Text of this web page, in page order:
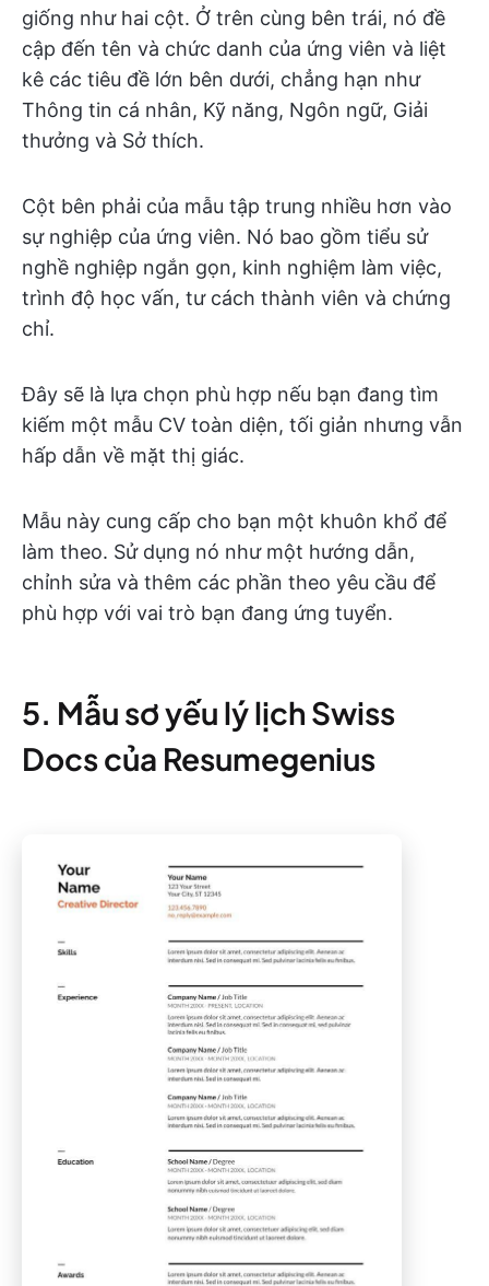
giống như hai cột. Ở trên cùng bên trái, nó đề
cập đến tên và chức danh của ứng viên và liệt
kê các tiêu đề lớn bên dưới, chẳng hạn như
Thông tin cá nhân, Kỹ năng, Ngôn ngữ, Giải
thưởng và Sở thích.
Cột bên phải của mẫu tập trung nhiều hơn vào
sự nghiệp của ứng viên. Nó bao gồm tiểu sử
nghề nghiệp ngắn gọn, kinh nghiệm làm việc,
trình độ học vấn, tư cách thành viên và chứng
chỉ.
Đây sẽ là lựa chọn phù hợp nếu bạn đang tìm
kiếm một mẫu CV toàn diện, tối giản nhưng vẫn
hấp dẫn về mặt thị giác.
Mẫu này cung cấp cho bạn một khuôn khổ để
làm theo. Sử dụng nó như một hướng dẫn,
chỉnh sửa và thêm các phần theo yêu cầu để
phù hợp với vai trò bạn đang ứng tuyển.
5. Mẫu sơ yếu lý lịch Swiss
Docs của Resumegenius